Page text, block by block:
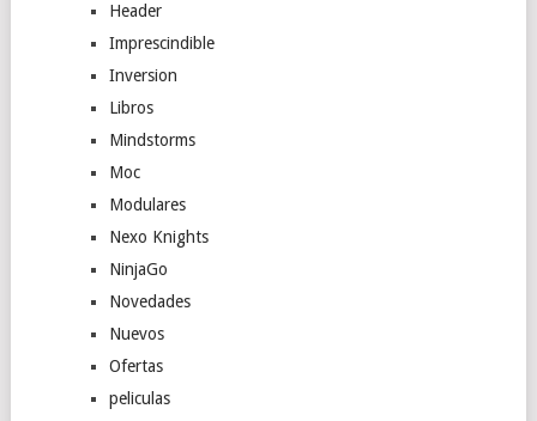
Header
Imprescindible
Inversion
Libros
Mindstorms
Moc
Modulares
Nexo Knights
NinjaGo
Novedades
Nuevos
Ofertas
peliculas